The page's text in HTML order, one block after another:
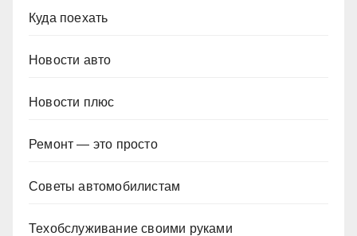
Куда поехать
Новости авто
Новости плюс
Ремонт — это просто
Советы автомобилистам
Техобслуживание своими руками